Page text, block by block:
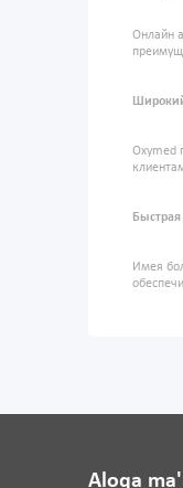
Онлайн
Oxymed
Имея
Aloqa